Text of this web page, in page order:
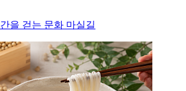
을 걷는 문화 마실길